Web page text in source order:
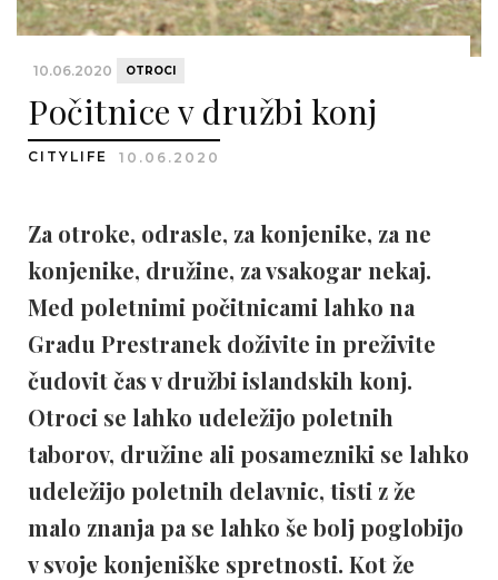
10.06.2020 OTROCI
Počitnice v družbi konj
CITYLIFE 10.06.2020
Za otroke, odrasle, za konjenike, za ne
konjenike, družine, za vsakogar nekaj.
Med poletnimi počitnicami lahko na
Gradu Prestranek doživite in preživite
čudovit čas v družbi islandskih konj.
Otroci se lahko udeležijo poletnih
taborov, družine ali posamezniki se lahko
udeležijo poletnih delavnic, tisti z že
malo znanja pa se lahko še bolj poglobijo
v svoje konjeniške spretnosti. Kot že